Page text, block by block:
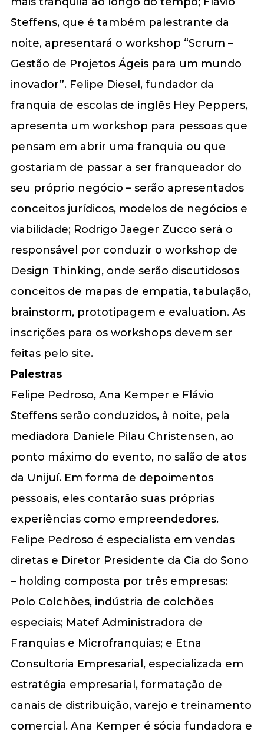
Steffens, que é também palestrante da
noite, apresentará o workshop “Scrum –
Gestão de Projetos Ágeis para um mundo
inovador”. Felipe Diesel, fundador da
franquia de escolas de inglês Hey Peppers,
apresenta um workshop para pessoas que
pensam em abrir uma franquia ou que
gostariam de passar a ser franqueador do
seu próprio negócio – serão apresentados
conceitos jurídicos, modelos de negócios e
viabilidade; Rodrigo Jaeger Zucco será o
responsável por conduzir o workshop de
Design Thinking, onde serão discutidosos
conceitos de mapas de empatia, tabulação,
brainstorm, prototipagem e evaluation. As
inscrições para os workshops devem ser
feitas pelo site.
Palestras
Felipe Pedroso, Ana Kemper e Flávio
Steffens serão conduzidos, à noite, pela
mediadora Daniele Pilau Christensen, ao
ponto máximo do evento, no salão de atos
da Unijuí. Em forma de depoimentos
pessoais, eles contarão suas próprias
experiências como empreendedores.
Felipe Pedroso é especialista em vendas
diretas e Diretor Presidente da Cia do Sono
– holding composta por três empresas:
Polo Colchões, indústria de colchões
especiais; Matef Administradora de
Franquias e Microfranquias; e Etna
Consultoria Empresarial, especializada em
estratégia empresarial, formatação de
canais de distribuição, varejo e treinamento
comercial. Ana Kemper é sócia fundadora e